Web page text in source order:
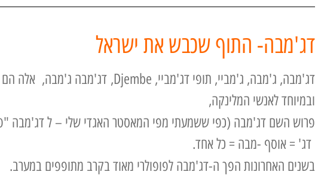
דג'מבה- התוף שכבש את ישראל
דג'מבה, ג'מבה, ג'מביי, תופי דג'מביי, Djembe,
דג'מבה ג'מבה, אלה הם
ובמיוחד לאנשי המלינקה,
פרוש השם דג'מבה (כפי ששמעתי מפי המאסטר האגדי שלי – ל דג'מבה
דג' = אוסף -מבה = כל אחד.
בשנים האחרונות הפך ה-דג'מבה לפופולרי מאוד בקרב מתופפים במערב.